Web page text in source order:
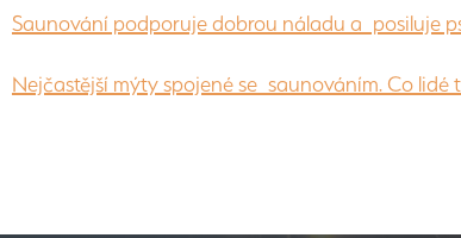
Saunování podporuje dobrou náladu a posiluje
Nejčastější mýty spojené se saunováním. Co lidé